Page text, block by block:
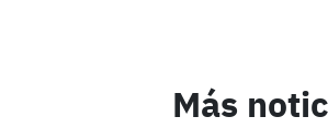
Más